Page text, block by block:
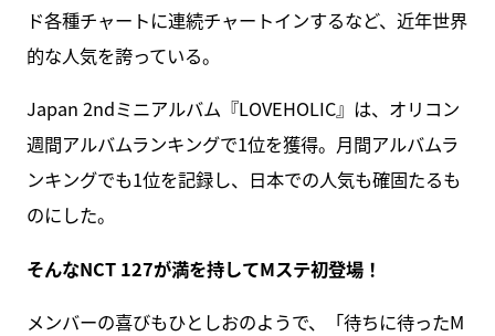
ド各種チャートに連続チャートインするなど、近年世界
的な人気を誇っている。
Japan 2ndミニアルバム『LOVEHOLIC』は、オリコン
週間アルバムランキングで1位を獲得。月間アルバムラ
ンキングでも1位を記録し、日本での人気も確固たるも
のにした。
そんなNCT 127が満を持してMステ初登場！
メンバーの喜びもひとしおのようで、「待ちに待ったM